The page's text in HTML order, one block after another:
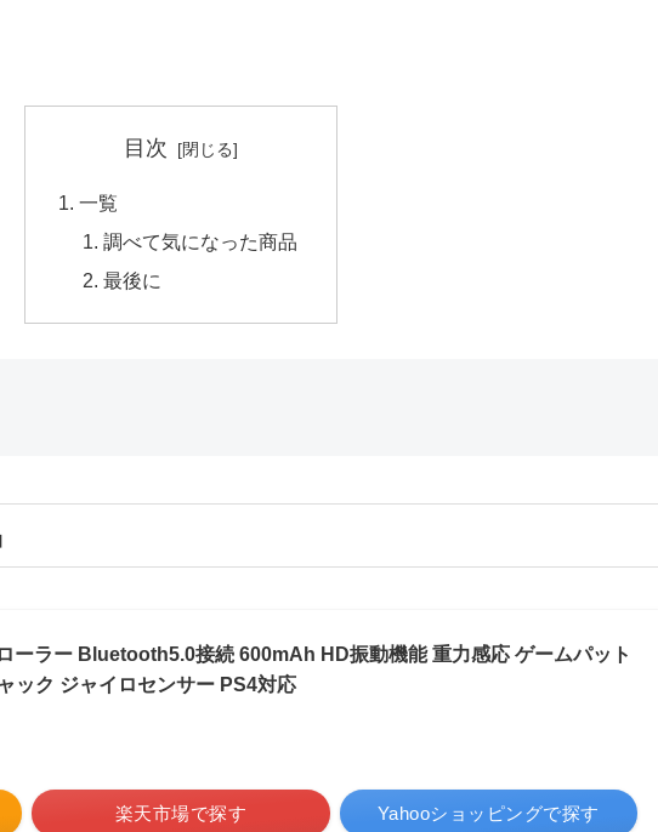
目次
一覧
調べて気になった商品
最後に
ーラー Bluetooth5.0接続 600mAh HD振動機能 重力感応 ゲームパット
ック ジャイロセンサー PS4対応
楽天市場で探す Yahooショッピングで探す